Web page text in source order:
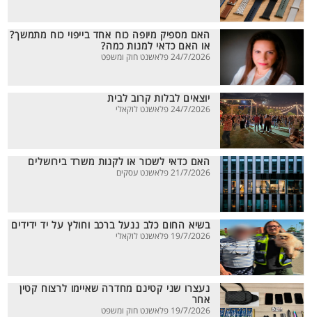
האם מספיק מיופה כוח אחד בייפוי כוח מתמשך?
או האם כדאי למנות כמה?
24/7/2026 פלאשנט חוק ומשפט
יוצאים לבלות קרוב לבית
24/7/2026 פלאשנט לוקאלי
האם כדאי לשכור או לקנות משרד בירושלים
21/7/2026 פלאשנט עסקים
בשיא החום כלב ננעל ברכב וחולץ על יד ידידים
19/7/2026 פלאשנט לוקאלי
נעצרו שני קטינם מחדרה שאיימו לרצוח קטין
אחר
19/7/2026 פלאשנט חוק ומשפט